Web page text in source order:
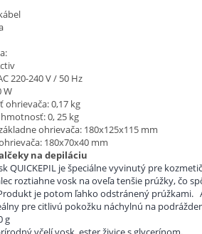
220-240 V / 50 Hz
W
ohrievača: 0,17 kg
0, 25 kg
ohrievača: 180x125x115 mm
180x70x40 mm
na depiláciu
QUICKEPIL je špeciálne vyvinutý pre
roztiahne vosk na oveľa tenšie prúžky, čo
je potom ľahko odstránený prúžkami.
pre citlivú pokožku náchylnú na
g